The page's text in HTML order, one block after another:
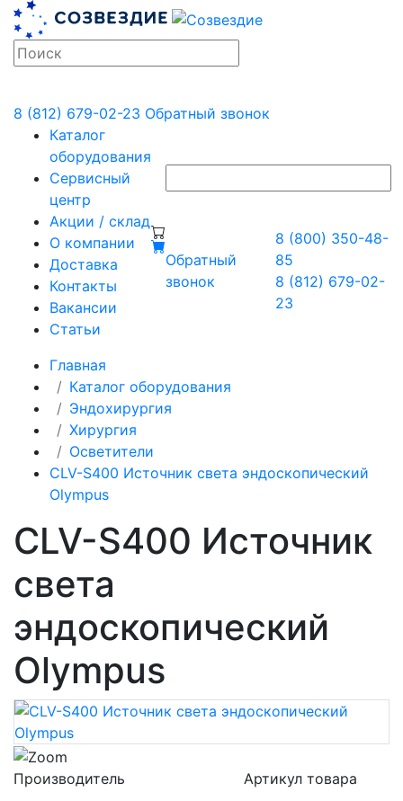
8 (812) 679-02-23 Обратный звонок
Каталог
оборудования
Сервисный
центр
Акции / склад
О компании
Доставка
Контакты
Вакансии
Статьи
Обратный
звонок
8 (800) 350-48-
85
8 (812) 679-02-
23
Главная
Каталог оборудования
Эндохирургия
Хирургия
Осветители
CLV-S400 Источник света эндоскопический
Olympus
CLV-S400 Источник
света
эндоскопический
Olympus
Производитель Артикул товара